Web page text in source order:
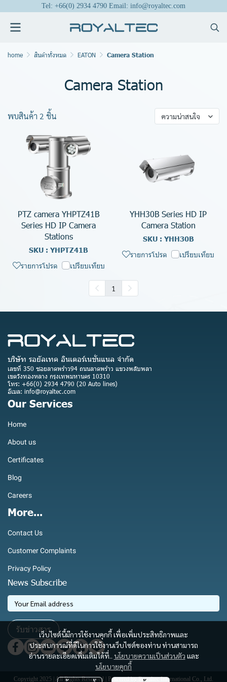
Tel: +66(0) 2934 4790 Email: info@royaltec.com
home สินค้าทั้งหมด EATON Camera Station
Camera Station
พบสินค้า 2 ชิ้น ความน่าสนใจ
PTZ camera YHPTZ41B
Series HD IP Camera
Stations
SKU : YHPTZ41B
รายการโปรด เปรียบเทียบ
YHH30B Series HD IP
Camera Station
SKU : YHH30B
รายการโปรด เปรียบเทียบ
1
เว็บไซต์นี้มีการใช้งานคุกกี้ เพื่อเพิ่มประสิทธิภาพและ
ประสบการณ์ที่ดีในการใช้งานเว็บไซต์ของท่าน ท่านสามารถ
อ่านรายละเอียดเพิ่มเติมได้ที่.. นโยบายความเป็นส่วนตัว และ
นโยบายคุกกี้
บริษัท รอยัลเทค อินเตอร์เนชั่นแนล จำกัด
เลขที่ 350 ซอยลาดพร้าว94 ถนนลาดพร้าว แขวงพลับพลา
เขตวังทองหลาง กรุงเทพมหานคร 10310
โทร: +66(0) 2934 4790 (20 Auto lines)
อีเมล: info@royaltec.com
Our Services
Home
About us
Certificates
Blog
Careers
More...
Contact Us
Customer Complaints
Privacy Policy
News Subscribe
รับข่าวสาร
Copyright 2025 | All Rights Reserved | Powered by Royaltec International Co., Ltd.